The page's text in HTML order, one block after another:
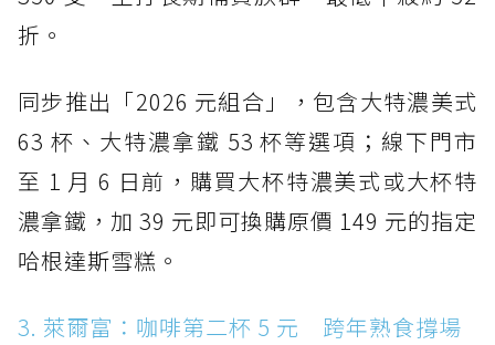
折。
同步推出「2026 元組合」，包含大特濃美式
63 杯、大特濃拿鐵 53 杯等選項；線下門市
至 1 月 6 日前，購買大杯特濃美式或大杯特
濃拿鐵，加 39 元即可換購原價 149 元的指定
哈根達斯雪糕。
3. 萊爾富：咖啡第二杯 5 元 跨年熟食撐場